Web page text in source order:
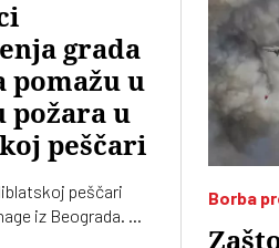
Borba
grada
pomažu u
požara u
peščari
peščari
iz Beograda. Na